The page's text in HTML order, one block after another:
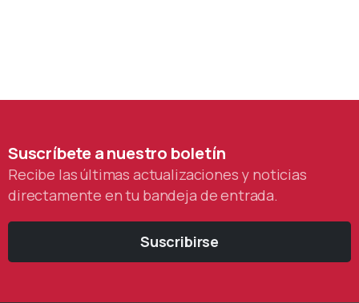
Suscríbeteanuestro boletín
Recibe las últimas actualizaciones y noticias
directamente en tu bandeja de entrada.
Suscribirse